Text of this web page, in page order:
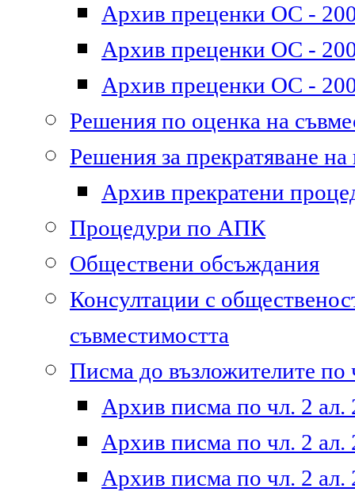
Архив преценки ОС -
Архив преценки ОС -
Архив преценки ОС -
Решения по оценка на
Решения за прекратяване
Архив прекратени
Процедури по АПК
Обществени обсъждания
Консултации с
съвместимостта
Писма до възложителите по
Архив писма по чл. 2 ал.
Архив писма по чл. 2 ал.
Архив писма по чл. 2 ал.